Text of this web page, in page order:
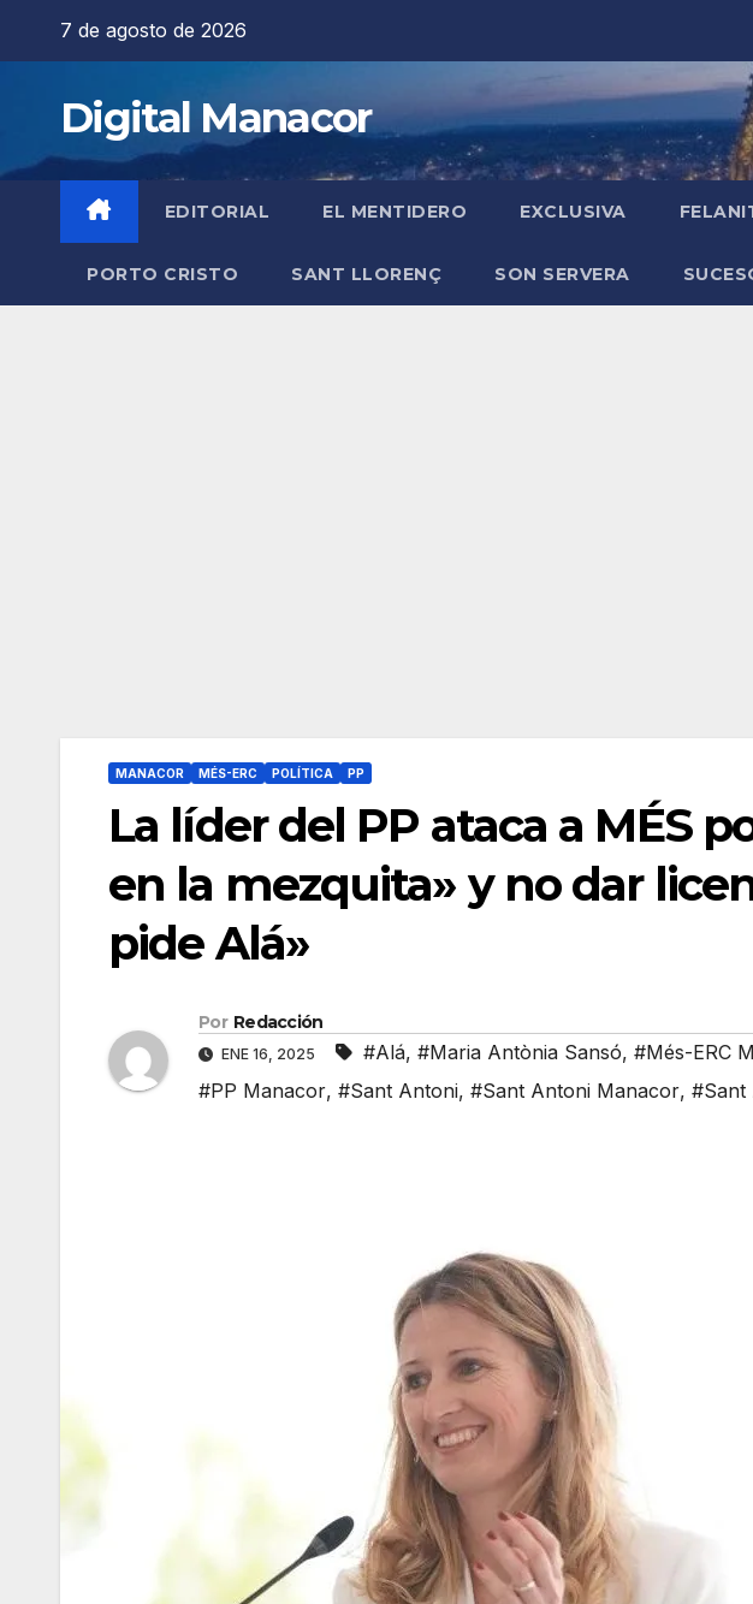
7 de agosto de 2026
Digital Manacor
EDITORIAL EL MENTIDERO EXCLUSIVA
PORTO CRISTO SANT LLORENÇ SON SERVERA
MANACOR MÉS-ERC POLÍTICA PP
La líder del PP ataca a MÉS
en la mezquita» y no dar
pide Alá»
Por Redacción
ENE 16, 2025 #Alá, #Maria Antònia Sansó, #Més-ERC
#PP Manacor, #Sant Antoni, #Sant Antoni Manacor, #Sant